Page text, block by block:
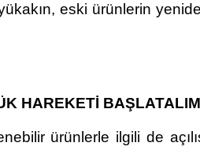
eski ürünlerin
HAREKETİ
ürünlerle ilgili de